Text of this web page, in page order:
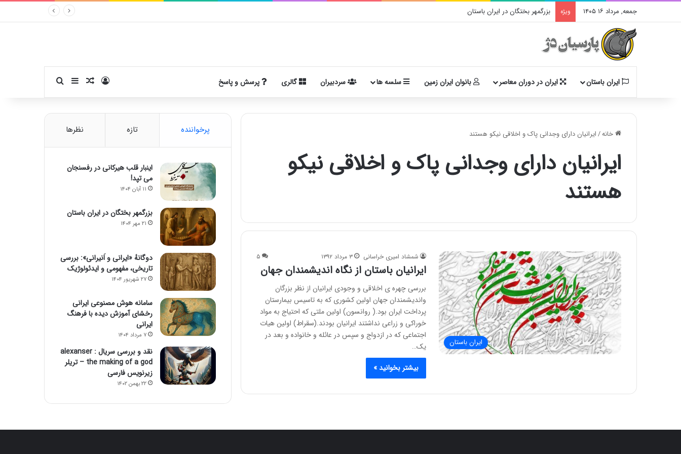
جمعه, مرداد ۱۶ ۱۴۰۵ ویژه بزرگمهر بختگان در ایران باستان
ایران باستان ایران در دوران معاصر بانوان ایران زمین سلسه ها سردبیران گالری پرسش و پاسخ ورودنوشته تصادفی
سایدبارجستجو برای
خانه/ایرانیان دارای وجدانی پاک و اخلاقی نیکو هستند
ایرانیان دارای وجدانی پاک و اخلاقی نیکو
هستند
ایران باستان
شمشاد امیری خراسانی ۳ مرداد ۱۳۹۲ ۵
ایرانیان باستان از نگاه اندیشمندان جهان
بررسی چهره ی اخلاقی و وجودی ایرانیان از نظر بزرگان
واندیشمندان جهان اولین کشوری که به تاسیس بیمارستان
پرداخت ایران بود.( روانسون) اولین ملتی که احتیاج به مواد
خوراکی و زراعی نداشتند ایرانیان بودند.(سقراط) اولین هیات
اجتماعی که در ازدواج و سپس در عائله و خانواده و بعد در
یک…
بیشتر بخوانید »
پرخواننده تازه نظرها
اینبار قلب هیرکانی در رفسنجان
می تپد!
۱۱ آبان ۱۴۰۴
بزرگمهر بختگان در ایران باستان
۲۱ مهر ۱۴۰۴
دوگانهٔ «ایرانی و اَنیرانی»: بررسی
تاریخی، مفهومی و ایدئولوژیک
۲۷ شهریور ۱۴۰۴
سامانه هوش مصنوعی ایرانی
رخشای آموزش دیده با فرهنگ
ایرانی
۷ مرداد ۱۴۰۴
نقد و بررسی سریال alexanser :
the making of a god – تریلر
زیرنویس فارسی
۲۲ بهمن ۱۴۰۲